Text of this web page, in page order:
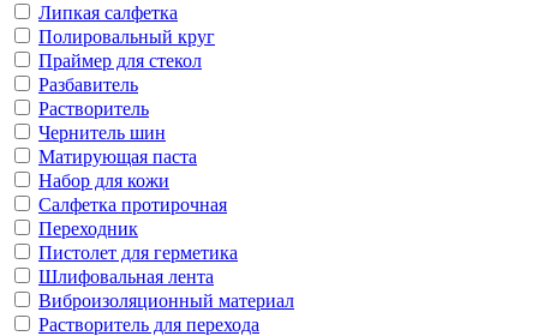
Липкая салфетка
Полировальный круг
Праймер для стекол
Разбавитель
Растворитель
Чернитель шин
Матирующая паста
Набор для кожи
Салфетка протирочная
Переходник
Пистолет для герметика
Шлифовальная лента
Виброизоляционный материал
Растворитель для перехода